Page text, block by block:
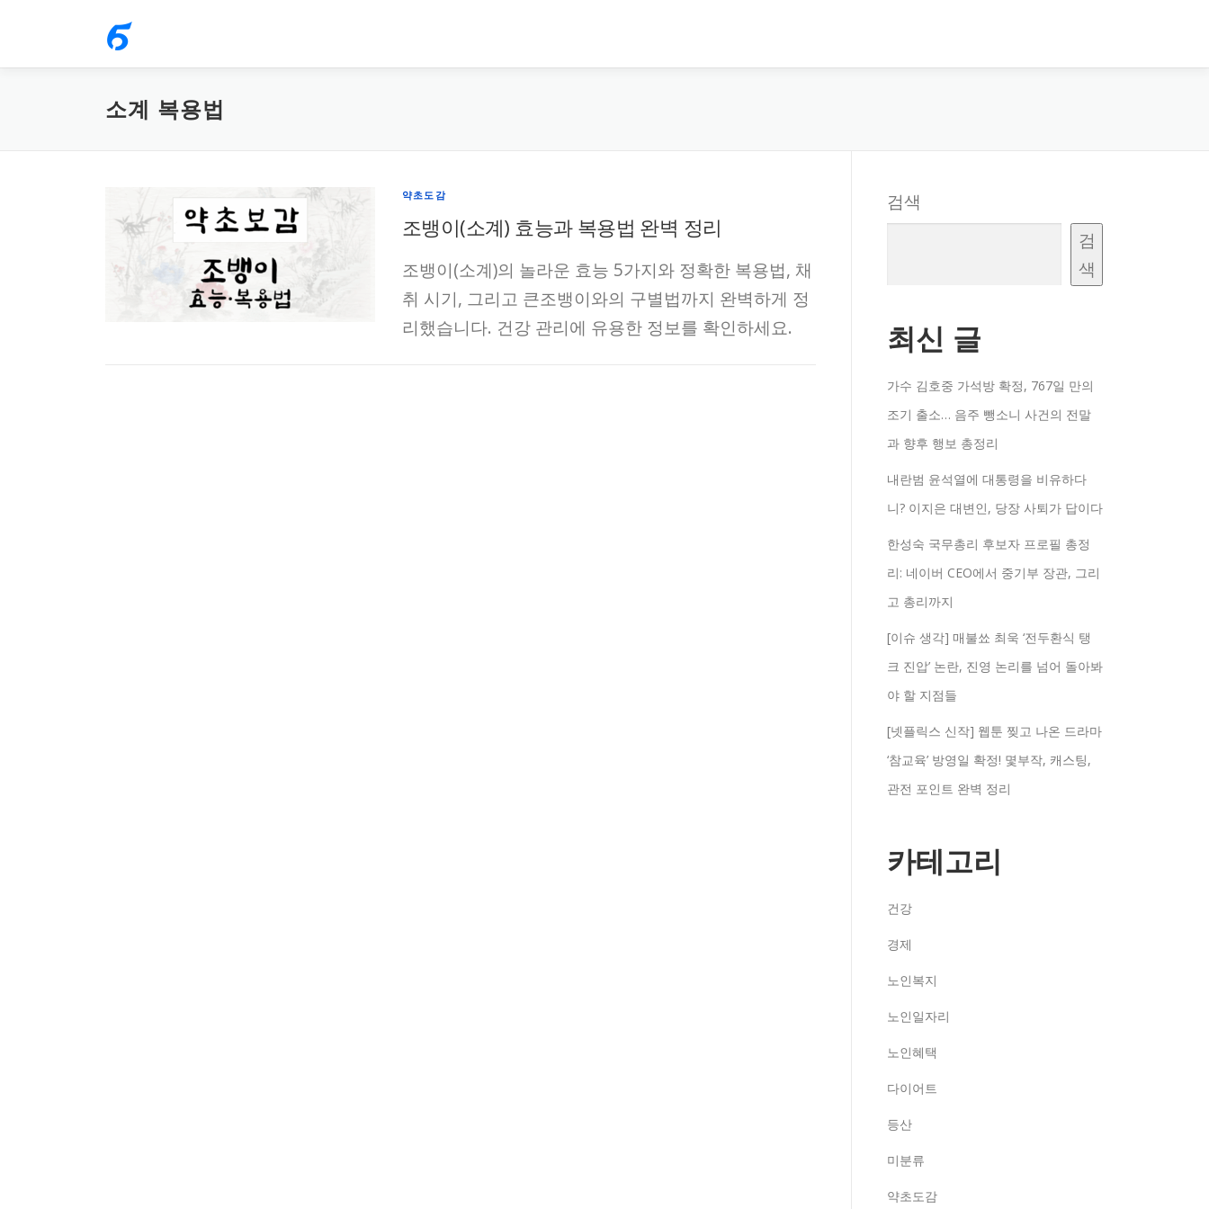
으
소계 복용법
약초도감
조뱅이(소계) 효능과 복용법 완벽 정리
조뱅이(소계)의 놀라운 효능 5가지와 정확한 복용법, 채
취 시기, 그리고 큰조뱅이와의 구별법까지 완벽하게 정
리했습니다. 건강 관리에 유용한 정보를 확인하세요.
검색
검
색
최신 글
가수 김호중 가석방 확정, 767일 만의
조기 출소… 음주 뺑소니 사건의 전말
과 향후 행보 총정리
내란범 윤석열에 대통령을 비유하다
니? 이지은 대변인, 당장 사퇴가 답이다
한성숙 국무총리 후보자 프로필 총정
리: 네이버 CEO에서 중기부 장관, 그리
고 총리까지
[이슈 생각] 매불쑈 최욱 ‘전두환식 탱
크 진압’ 논란, 진영 논리를 넘어 돌아봐
야 할 지점들
[넷플릭스 신작] 웹툰 찢고 나온 드라마
‘참교육’ 방영일 확정! 몇부작, 캐스팅,
관전 포인트 완벽 정리
카테고리
건강
경제
노인복지
노인일자리
노인혜택
다이어트
등산
미분류
약초도감